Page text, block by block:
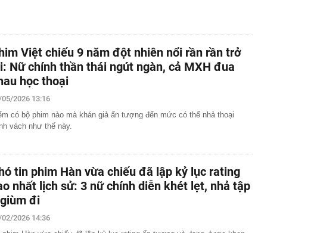
Máy Xanh, Bách Hóa Xanh, An Khang, vốn hóa
DMX
nhà cổ, phát hiện 'kho báu' gồm 1.000 đồng tiền vàng và
trong nhiều ngăn bí mật - giá trị hơn 18 tỷ đồng
biết ngôi nhà có phong thuỷ không thuận lợi
khách đến Việt Nam đông nhất 7 tháng đầu năm,
và Nga, gấp gần 6 lần Ấn Độ
cây tiết lộ: Khách thường chọn quả to, người trong
tra 5 chi tiết này trước
tốc quỳ gối 1h an ủi khách: 7 năm sau ở khách sạn 5
đựng tâm huyết của NSND Tự Long
USD/ounce, chuyên gia dự báo đỉnh mới
dầu khí đem hơn 42.200 tỷ đồng gửi ngân hàng
Việt chiếu 9 năm đột nhiên nổi rần rần trở
Nữ chính thần thái ngút ngàn, cả MXH đua
học thoại
2026 13:16
có bộ phim nào mà khán giả ấn tượng đến mức có thể nhả thoại
vách như thế này.
tin phim Hàn vừa chiếu đã lập kỷ lục rating
nhất lịch sử: 3 nữ chính diễn khét lẹt, nhả tập
đi
2026 14:36